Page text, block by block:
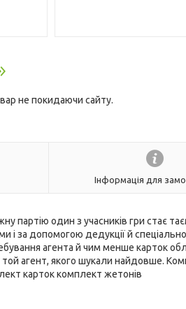
не покидаючи сайту.
Інформація для
партію один з учасників гри стає
і за допомогою дедукції й
агента й чим менше карток
агент, якого шукали найдовше.
карток комплект жетонів